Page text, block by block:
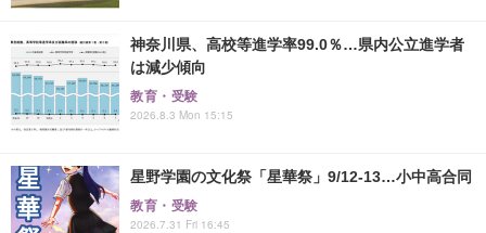
神奈川県、高校等進学率99.0％…県内公立進学者
は減少傾向
教育・受験
2026.8.3 Mon 15:15
星野学園の文化祭「星華祭」9/12-13…小中高合同
教育・受験
2026.7.31 Fri 16:45